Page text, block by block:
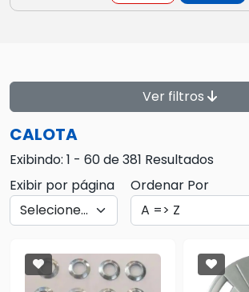
Ver filtros
CALOTA
Exibindo: 1 - 60 de 381 Resultados
Exibir por página
Ordenar Por